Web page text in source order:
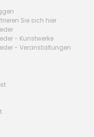
Sie sich hier
- Kunstwerke
- Veranstaltungen